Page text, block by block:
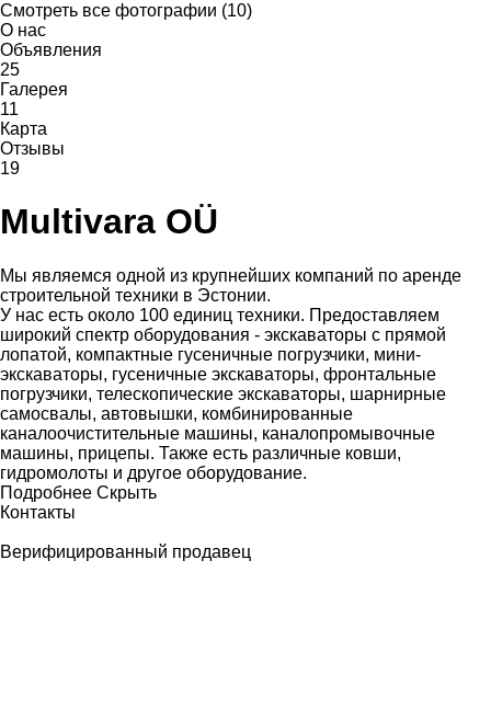
Смотреть все фотографии (10)
О нас
Объявления
25
Галерея
11
Карта
Отзывы
19
Multivara OÜ
Мы являемся одной из крупнейших компаний по аренде
строительной техники в Эстонии.
У нас есть около 100 единиц техники. Предоставляем
широкий спектр оборудования - экскаваторы с прямой
лопатой, компактные гусеничные погрузчики, мини-
экскаваторы, гусеничные экскаваторы, фронтальные
погрузчики, телескопические экскаваторы, шарнирные
самосвалы, автовышки, комбинированные
каналоочистительные машины, каналопромывочные
машины, прицепы. Также есть различные ковши,
гидромолоты и другое оборудование.
Подробнее Скрыть
Контакты
Верифицированный продавец